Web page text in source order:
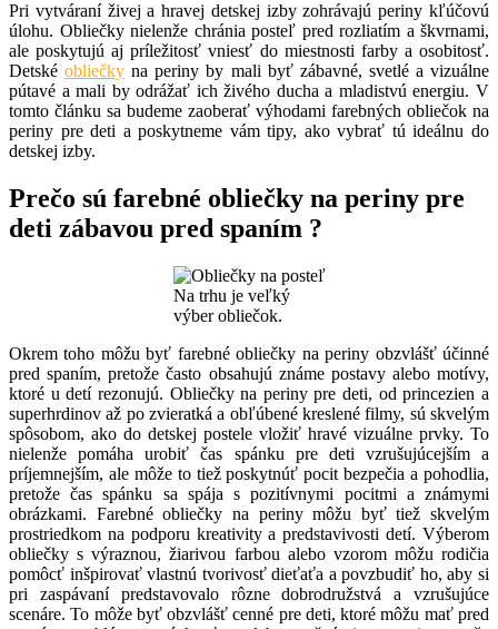
Pri vytváraní živej a hravej detskej izby zohrávajú periny kľúčovú
úlohu. Obliečky nielenže chránia posteľ pred rozliatím a škvrnami,
ale poskytujú aj príležitosť vniesť do miestnosti farby a osobitosť.
Detskéobliečky na periny by mali byť zábavné, svetlé a vizuálne
pútavé a mali by odrážať ich živého ducha a mladistvú energiu. V
tomto článku sa budeme zaoberať výhodami farebných obliečok na
periny pre deti a poskytneme vám tipy, ako vybrať tú ideálnu do
detskej izby.
Prečo sú farebné obliečky na periny pre
deti zábavou pred spaním ?
Na trhu je veľký
výber obliečok.
Okrem toho môžu byť farebné obliečky na periny obzvlášť účinné
pred spaním, pretože často obsahujú známe postavy alebo motívy,
ktoré u detí rezonujú. Obliečky na periny pre deti, od princezien a
superhrdinov až po zvieratká a obľúbené kreslené filmy, sú skvelým
spôsobom, ako do detskej postele vložiť hravé vizuálne prvky. To
nielenže pomáha urobiť čas spánku pre deti vzrušujúcejším a
príjemnejším, ale môže to tiež poskytnúť pocit bezpečia a pohodlia,
pretože čas spánku sa spája s pozitívnymi pocitmi a známymi
obrázkami. Farebné obliečky na periny môžu byť tiež skvelým
prostriedkom na podporu kreativity a predstavivosti detí. Výberom
obliečky s výraznou, žiarivou farbou alebo vzorom môžu rodičia
pomôcť inšpirovať vlastnú tvorivosť dieťaťa a povzbudiť ho, aby si
pri zaspávaní predstavovalo rôzne dobrodružstvá a vzrušujúce
scenáre. To môže byť obzvlášť cenné pre deti, ktoré môžu mať pred